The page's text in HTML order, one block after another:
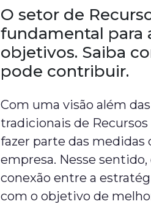
O setor de
fundamental para
objetivos. Saiba
pode contribuir.
Com uma visão além
tradicionais de
fazer parte das medidas
empresa. Nesse
conexão entre a
com o objetivo de